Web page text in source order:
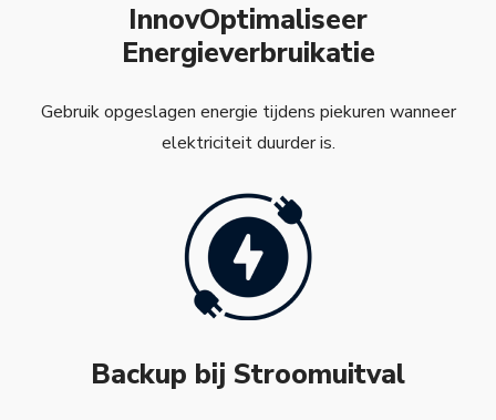
InnovOptimaliseer
Energieverbruikatie
Gebruik opgeslagen energie tijdens piekuren wanneer
elektriciteit duurder is.
Backup bij Stroomuitval